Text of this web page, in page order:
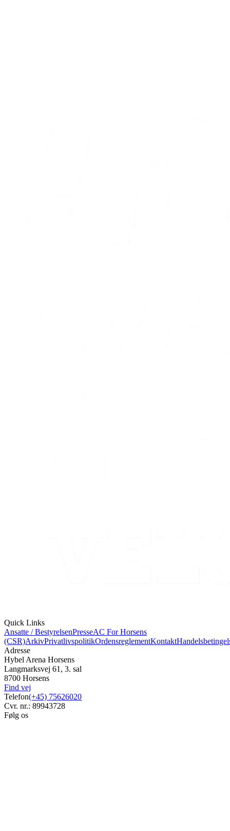
Quick Links
Ansatte / BestyrelsenPresseAC For Horsens
(CSR)ArkivPrivatlivspolitikOrdensreglementKontakt
Adresse
Hybel Arena Horsens
Langmarksvej 61, 3. sal
8700 Horsens
Find vej
Telefon(+45) 75626020
Cvr. nr.: 89943728
Følg os